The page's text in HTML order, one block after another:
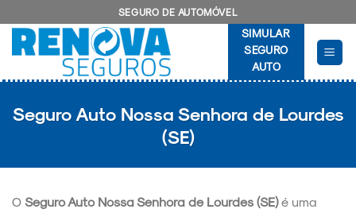
to
content
SEGURO DE AUTOMÓVEL
SIMULAR
SEGURO
AUTO
Seguro Auto Nossa Senhora de Lourdes
(SE)
O Seguro Auto Nossa Senhora de Lourdes (SE)é uma